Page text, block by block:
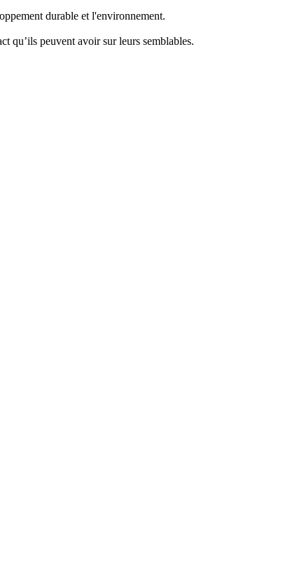
durable et l'environnement.
qu’ils peuvent avoir sur leurs semblables.